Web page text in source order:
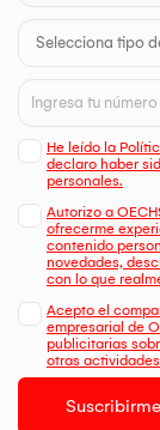
He leído la
declaro haber
personales.
Autorizo a
ofrecerme
contenido
novedades,
con lo que
Acepto el
empresarial de
publicitarias
otras
Suscribirme